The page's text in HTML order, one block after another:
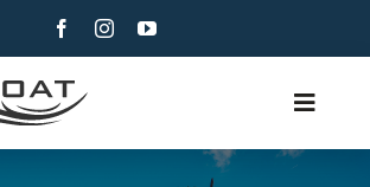
Toggle